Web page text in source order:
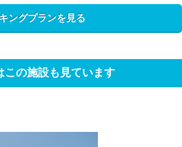
ングプランを見る
この施設も見ています